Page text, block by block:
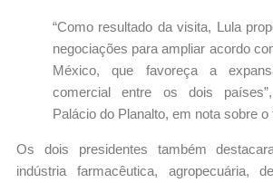
“Como resultado da visita, Lula
negociações para ampliar acordo
México, que favoreça a
comercial entre os dois
Palácio do Planalto, em nota sobre o
Os dois presidentes também
indústria farmacêutica, agropecuária,